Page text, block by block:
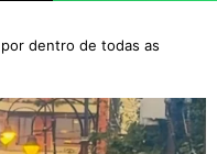
dentro de todas as